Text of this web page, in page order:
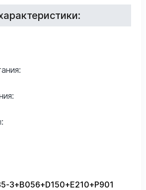
3+B056+D150+E210+P901